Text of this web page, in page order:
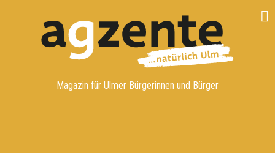
Magazin für Ulmer Bürgerinnen und Bürger